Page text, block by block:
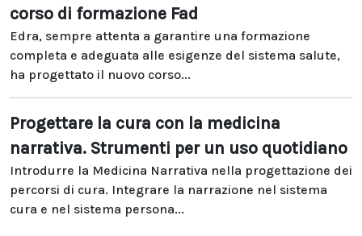
corso di formazione Fad
Edra, sempre attenta a garantire una formazione
completa e adeguata alle esigenze del sistema salute,
ha progettato il nuovo corso...
Progettare la cura con la medicina
narrativa. Strumenti per un uso quotidiano
Introdurre la Medicina Narrativa nella progettazione dei
percorsi di cura. Integrare la narrazione nel sistema
cura e nel sistema persona...